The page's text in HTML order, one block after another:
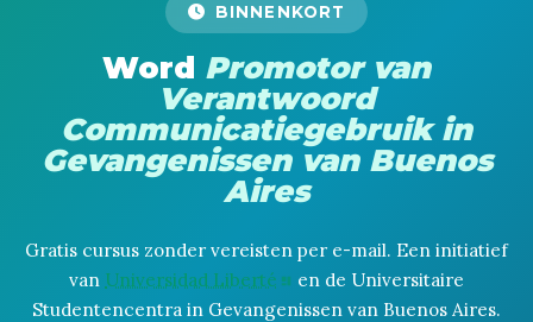
BINNENKORT
Word Promotor van
Verantwoord
Communicatiegebruik in
Gevangenissen van Buenos
Aires
Gratis cursus zonder vereisten per e-mail. Een initiatief
van Universidad Liberté
en de Universitaire
Studentencentra in Gevangenissen van Buenos Aires.